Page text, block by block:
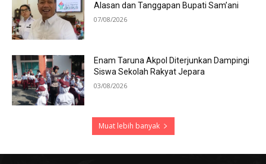
Alasan dan Tanggapan Bupati Sam’ani
07/08/2026
Enam Taruna Akpol Diterjunkan Dampingi
Siswa Sekolah Rakyat Jepara
03/08/2026
Muat lebih banyak